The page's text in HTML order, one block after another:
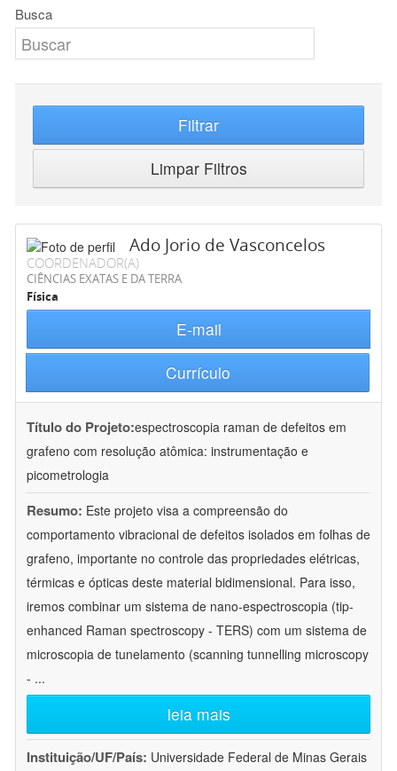
Busca
Filtrar
Limpar Filtros
Ado Jorio de Vasconcelos
COORDENADOR(A)
CIÊNCIAS EXATAS E DA TERRA
Física
E-mail
Currículo
Título do Projeto:espectroscopia raman de defeitos em
grafeno com resolução atômica: instrumentação e
picometrologia
Resumo: Este projeto visa a compreensão do
comportamento vibracional de defeitos isolados em folhas de
grafeno, importante no controle das propriedades elétricas,
térmicas e ópticas deste material bidimensional. Para isso,
iremos combinar um sistema de nano-espectroscopia (tip-
enhanced Raman spectroscopy - TERS) com um sistema de
microscopia de tunelamento (scanning tunnelling microscopy
- ...
leia mais
Instituição/UF/País: Universidade Federal de Minas Gerais